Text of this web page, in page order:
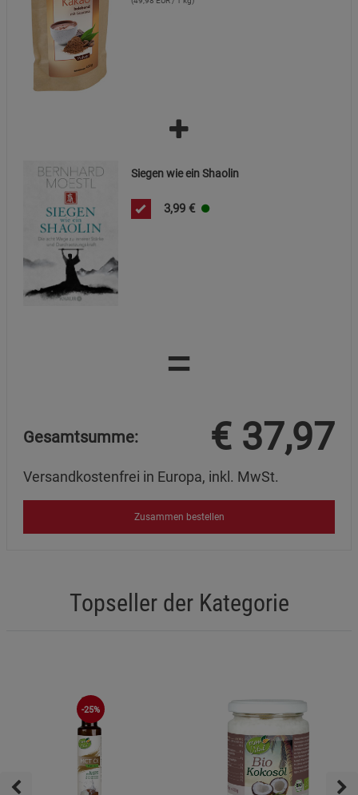
Siegen wie ein Shaolin
3,99 €
=
Gesamtsumme: € 37,97
Versandkostenfrei in Europa, inkl. MwSt.
Zusammen bestellen
Topseller der Kategorie
-25%